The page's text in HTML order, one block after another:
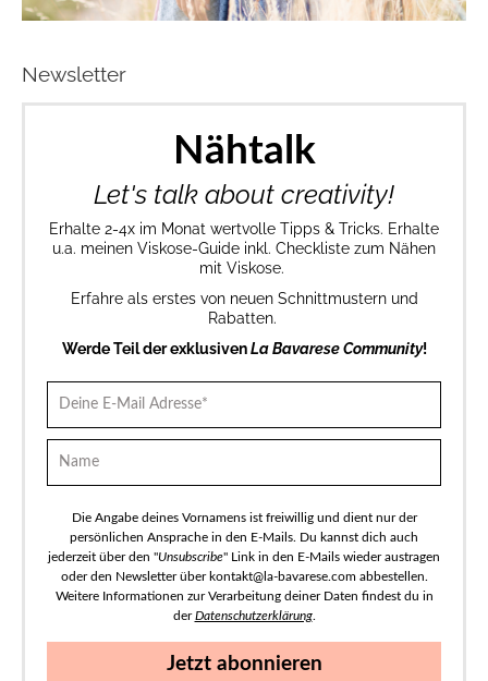
Newsletter
Nähtalk
Let's talk about creativity!
Erhalte 2-4x im Monat wertvolle Tipps & Tricks. Erhalte
u.a. meinen Viskose-Guide inkl. Checkliste zum Nähen
mit Viskose.
Erfahre als erstes von neuen Schnittmustern und
Rabatten.
Werde Teil der exklusivenLa Bavarese Community!
Die Angabe deines Vornamens ist freiwillig und dient nur der
persönlichen Ansprache in den E-Mails. Du kannst dich auch
jederzeit über den "Unsubscribe" Link in den E-Mails wieder austragen
oder den Newsletter über kontakt@la-bavarese.com abbestellen.
Weitere Informationen zur Verarbeitung deiner Daten findest du in
derDatenschutzerklärung.
Jetzt abonnieren